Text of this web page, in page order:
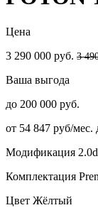
Цена
3 290 000 руб. 3
Ваша выгода
до 200 000 руб.
от 54 847 руб/мес.
Модификация
Комплектация
Цвет Жёлтый